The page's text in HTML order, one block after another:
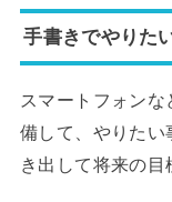
手書きでやりた
スマートフォン
備して、やりた
き出して将来の目